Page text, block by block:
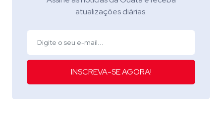
atualizações diárias.
INSCREVA-SE AGORA!